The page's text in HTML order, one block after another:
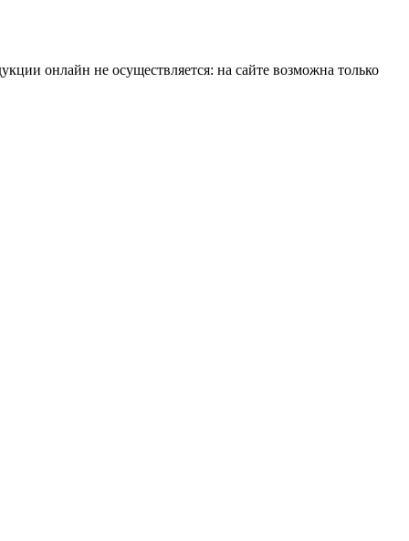
онлайн не осуществляется: на сайте возможна только